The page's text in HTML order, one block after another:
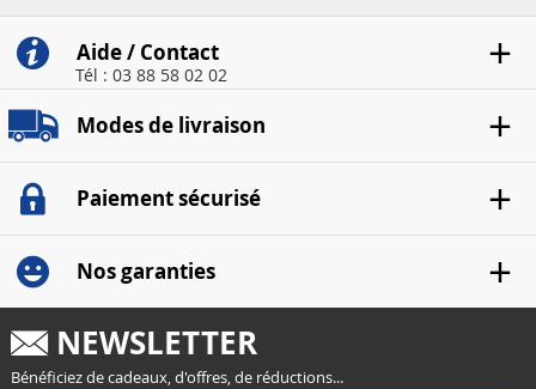
Aide / Contact
Tél : 03 88 58 02 02
Modes de livraison
Paiement sécurisé
Nos garanties
NEWSLETTER
Bénéficiez de cadeaux, d'offres, de réductions...